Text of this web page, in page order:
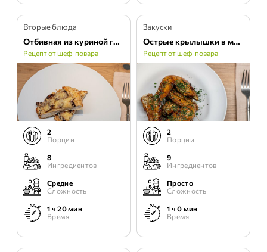
Вторые блюда
Отбивная из куриной грудки с грибами
Рецепт от шеф-повара
2
Порции
8
Ингредиентов
Средне
Сложность
1 ч 20 мин
Время
Закуски
Острые крылышки в медовой карамели
Рецепт от шеф-повара
2
Порции
9
Ингредиентов
Просто
Сложность
1 ч 0 мин
Время